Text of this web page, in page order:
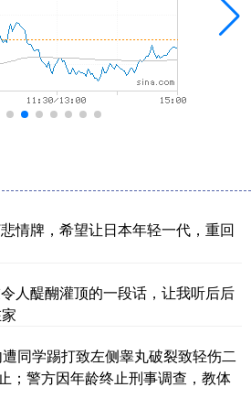
情牌，希望让日本年轻一代，重回
人醍醐灌顶的一段话，让我听后后
同学踢打致左侧睾丸破裂致轻伤二
；警方因年龄终止刑事调查，教体